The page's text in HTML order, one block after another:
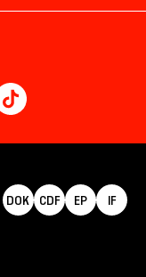
DOK CDF EP IF